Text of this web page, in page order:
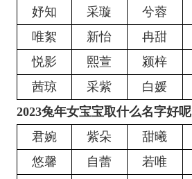
妤知
采璇 兮蓉
唯絮
新怡 冉甜
悦影
熙萱 颍梓
茜琼
采紫 白媛
2023兔年女宝宝取什么名字好呢
君婉
紫朵 甜曦
悠馨
自蕾 若唯